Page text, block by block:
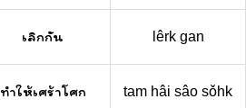
เลิกกัน lêrk gan
ทำให้เศร้าโศก tam hâi sâo sǒhk